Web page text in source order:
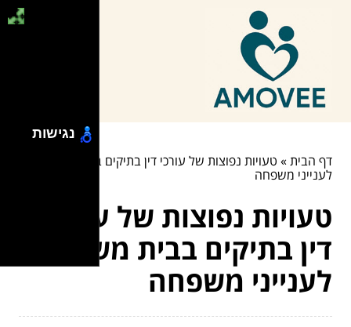
דף הבית» טעויות נפוצות של עורכי דין בתיקים בבית משפט
לענייני משפחה
טעויות נפוצות של עורכי
דין בתיקים בבית משפט
לענייני משפחה
נגישות